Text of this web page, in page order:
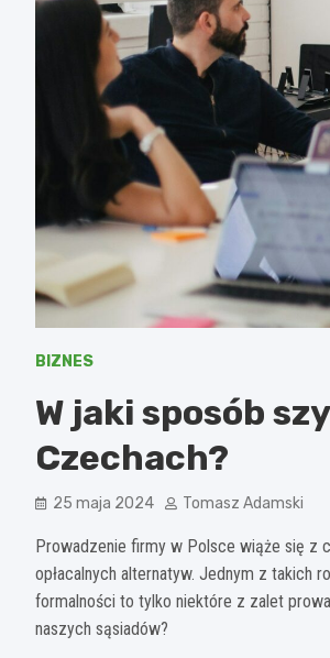
BIZNES
W jaki sposób
Czechach?
25 maja 2024 Tomasz Adamski
Prowadzenie firmy w Polsce wiąże się z
opłacalnych alternatyw. Jednym z takich
formalności to tylko niektóre z zalet
naszych sąsiadów?